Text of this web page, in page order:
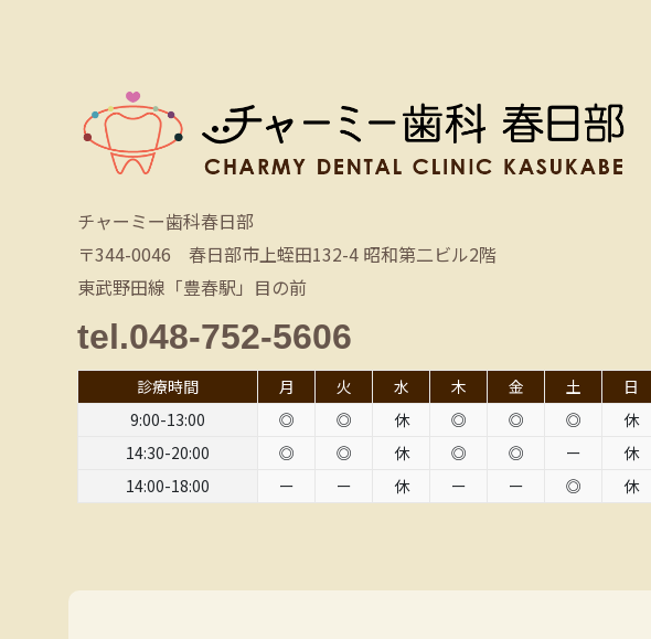
チャーミー歯科春日部
〒344-0046 春日部市上蛭田132-4 昭和第二ビル2階
東武野田線「豊春駅」目の前
tel.048-752-5606
診療時間 月 火 水 木 金 土 日
9:00-13:00
◎ ◎ 休 ◎ ◎ ◎ 休
14:30-20:00
◎ ◎ 休 ◎ ◎ ー 休
14:00-18:00
ー ー 休 ー ー ◎ 休